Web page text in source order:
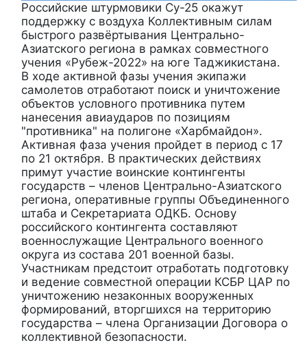
Российские штурмовики Су-25 окажут
поддержку с воздуха Коллективным силам
быстрого развёртывания Центрально-
Азиатского региона в рамках совместного
учения «Рубеж-2022» на юге Таджикистана.
В ходе активной фазы учения экипажи
самолетов отработают поиск и уничтожение
объектов условного противника путем
нанесения авиаударов по позициям
"противника" на полигоне «Харбмайдон».
Активная фаза учения пройдет в период с 17
по 21 октября. В практических действиях
примут участие воинские контингенты
государств – членов Центрально-Азиатского
региона, оперативные группы Объединенного
штаба и Секретариата ОДКБ. Основу
российского контингента составляют
военнослужащие Центрального военного
округа из состава 201 военной базы.
Участникам предстоит отработать подготовку
и ведение совместной операции КСБР ЦАР по
уничтожению незаконных вооруженных
формирований, вторгшихся на территорию
государства – члена Организации Договора о
коллективной безопасности.